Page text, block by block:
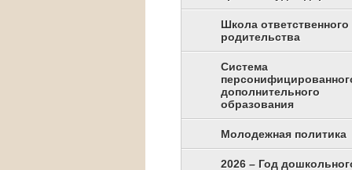
Школа ответственного
родительства
Система
дополнительного
образования
Молодежная политика
2026 – Год